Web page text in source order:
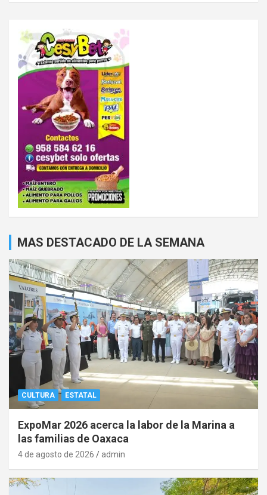
MAS DESTACADO DE LA SEMANA
CULTURA ESTATAL
ExpoMar 2026 acerca la labor de la Marina a
las familias de Oaxaca
4 de agosto de 2026 admin